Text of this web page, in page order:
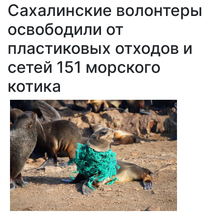
Сахалинские волонтеры
освободили от
пластиковых отходов и
сетей 151 морского
котика